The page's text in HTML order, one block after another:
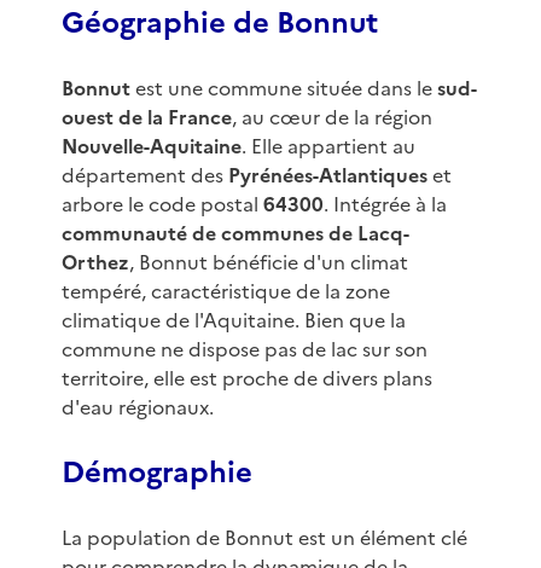
Géographie de Bonnut
Bonnutest une commune située dans lesud-
ouest de la France, au cœur de la région
Nouvelle-Aquitaine. Elle appartient au
département des Pyrénées-Atlantiqueset
arbore le code postal 64300. Intégrée à la
communauté de communes de Lacq-
Orthez, Bonnut bénéficie d'un climat
tempéré, caractéristique de la zone
climatique de l'Aquitaine. Bien que la
commune ne dispose pas de lac sur son
territoire, elle est proche de divers plans
d'eau régionaux.
Démographie
La population de Bonnut est un élément clé